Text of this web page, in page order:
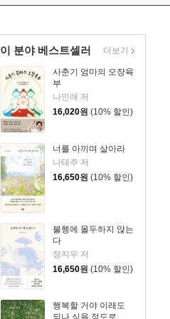
이 분야 베스트셀러
사춘기 엄마의 오장육
부
나민애 저
16,020원 (10% 할인)
너를 아끼며 살아라
나태주 저
16,650원 (10% 할인)
불행에 몰두하지 않는
다
정지우 저
16,650원 (10% 할인)
행복할 거야 이래도
되나 싶을 정도로
더보기